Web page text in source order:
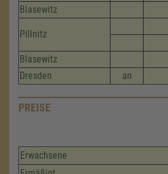
Blasewitz
Pillnitz
Blasewitz
Dresden
an
PREISE
Erwachsene